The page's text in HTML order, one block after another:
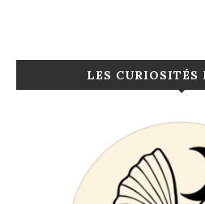
LES CURIOSITÉS